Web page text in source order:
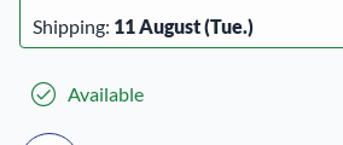
Shipping: 11 August (Tue.)
Available